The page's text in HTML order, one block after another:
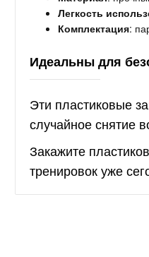
Легкость
Комплектация:
Идеальны для
Эти пластиковые
случайное снятие
Закажите
тренировок уже